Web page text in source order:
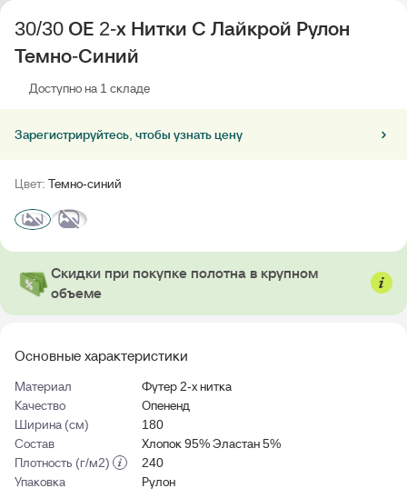
Основные характеристики
Материал
Футер 2-х нитка
Качество
Опененд
Ширина (см)
180
Состав
Хлопок 95% Эластан 5%
Плотность (г/м2)
240
Упаковка
Рулон
30/30 ОЕ 2-х Нитки С Лайкрой Рулон
Темно-Синий
Доступно на 1 складе
Зарегистрируйтесь, чтобы узнать цену
Цвет: Темно-синий
Скидки при покупке полотна в крупном
объеме